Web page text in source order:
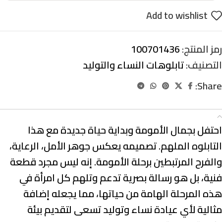
Add to wishlist
رمز المنتج:100701436
التصنيف:تابلوهات النساء والتوليد
Share:
احتفل بجمال الأمومة وبداية حياة جديدة مع هذا
التابلوه الملهم. تصميمه يعكس جوهر الأمل، الرعاية،
والفرح المرتبطين برحلة الأمومة. إنه ليس مجرد قطعة
فنية، بل هو رسالة بصرية تدعم وتلهم كل امرأة في
هذه المرحلة الهامة من حياتها، مما يجعله إضافة
مثالية لأي عيادة نساء وتوليد تسعى لتقديم بيئة